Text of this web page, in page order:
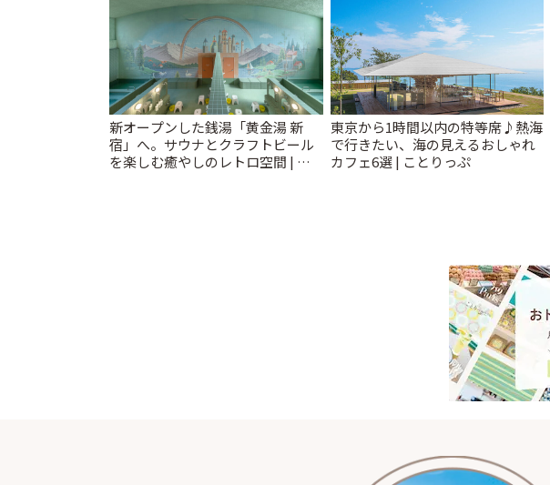
新オープンした銭湯「黄金湯 新
宿」へ。サウナとクラフトビール
を楽しむ癒やしのレトロ空間 | こ
東京から1時間以内の特等席♪熱海
で行きたい、海の見えるおしゃれ
カフェ6選 | ことりっぷ